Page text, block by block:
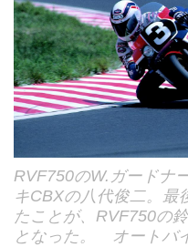
RVF750のW.ガードナ
キCBXの八代俊二。最
たことが、RVF750の
となった。 オートバ